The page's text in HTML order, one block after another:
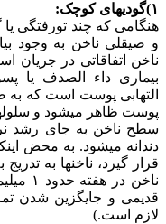
۱)گودیهای کوچک:
هنگامی که چند تورفتگی
و صیقلی ناخن به وجود
ناخن اتفاقاتی در جریان
بیماری داء الصدف یا
التهابی پوست است که
پوست ظاهر میشود و
سطح ناخن به جای رشد
دندانه میشود. به محض
قرار گیرد، ناخنها به
ناخن
قدیمی و جایگزین شدن
لازم است.)